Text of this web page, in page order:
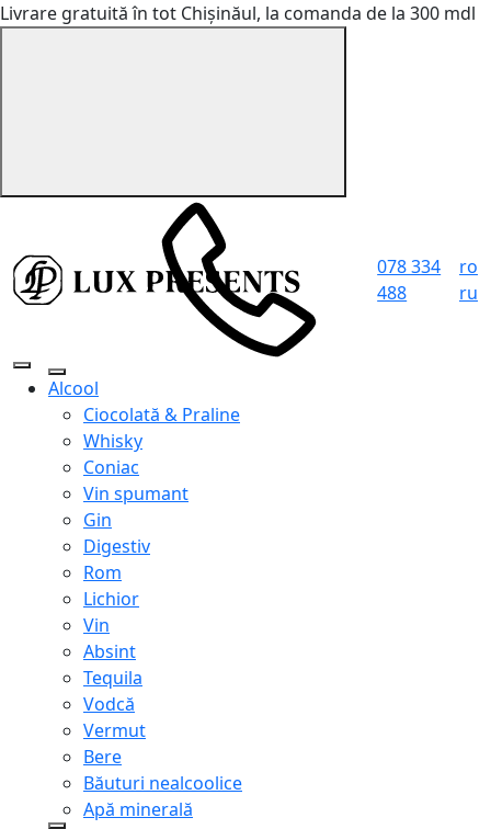
Livrare gratuită în tot Chișinăul, la comanda de la 300 mdl
078 334
488
ro
ru
Alcool
Ciocolată & Praline
Whisky
Coniac
Vin spumant
Gin
Digestiv
Rom
Lichior
Vin
Absint
Tequila
Vodcă
Vermut
Bere
Băuturi nealcoolice
Apă minerală